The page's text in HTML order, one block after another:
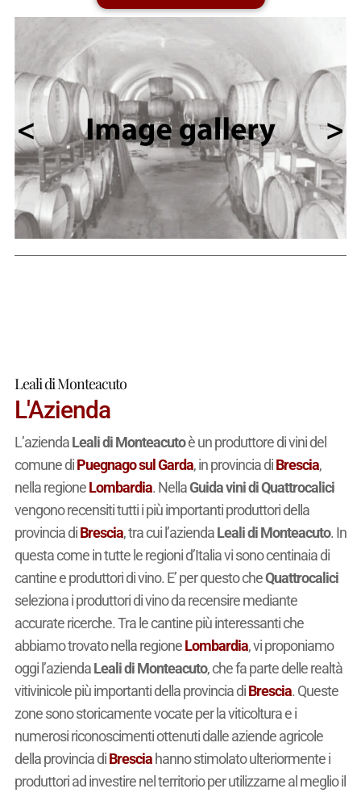
Leali di Monteacuto
L'Azienda
L’aziendaLeali di Monteacutoè un produttore di vini del
comune diPuegnago sul Garda, in provincia diBrescia,
nella regioneLombardia. NellaGuida vini di Quattrocalici
vengono recensiti tutti i più importanti produttori della
provincia diBrescia, tra cui l’aziendaLeali di Monteacuto. In
questa come in tutte le regioni d’Italia vi sono centinaia di
cantine e produttori di vino. E’ per questo cheQuattrocalici
seleziona i produttori di vino da recensire mediante
accurate ricerche. Tra le cantine più interessanti che
abbiamo trovato nella regioneLombardia, vi proponiamo
oggi l’aziendaLeali di Monteacuto, che fa parte delle realtà
vitivinicole più importanti della provincia diBrescia. Queste
zone sono storicamente vocate per la viticoltura e i
numerosi riconoscimenti ottenuti dalle aziende agricole
della provincia diBresciahanno stimolato ulteriormente i
produttori ad investire nel territorio per utilizzarne al meglio il